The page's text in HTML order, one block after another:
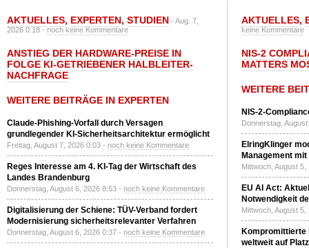
AKTUELLES, EXPERTEN, STUDIEN - Aug. 7,
2026 0:18 -noch keine Kommentare
ANSTIEG DER HARDWARE-PREISE IN
FOLGE KI-GETRIEBENER HALBLEITER-
NACHFRAGE
WEITERE BEITRÄGE IN EXPERTEN
Claude-Phishing-Vorfall durch Versagen
grundlegender KI-Sicherheitsarchitektur ermöglicht
Freitag, August 7, 2026 0:03 - noch keine Kommentare
Reges Interesse am 4. KI-Tag der Wirtschaft des
Landes Brandenburg
Donnerstag, August 6, 2026 8:53 - noch keine Kommentare
Digitalisierung der Schiene: TÜV-Verband fordert
Modernisierung sicherheitsrelevanter Verfahren
Donnerstag, August 6, 2026 0:37 - noch keine Kommentare
AKTUELLES,
keine Kommentare
NIS-2
MATTERS
WEITERE
NIS-2-
Donnerstag,
ElringKlinger
Management
Mittwoch, August
EU AI Act:
Notwendigkeit
Mittwoch, August
Kompromittierte
weltweit auf